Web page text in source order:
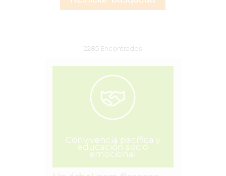
2285 Encontrados
Convivencia pacífica y
educación socio
emocional